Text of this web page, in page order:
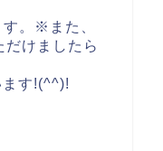
。※また、
けましたら
す!(^^)!